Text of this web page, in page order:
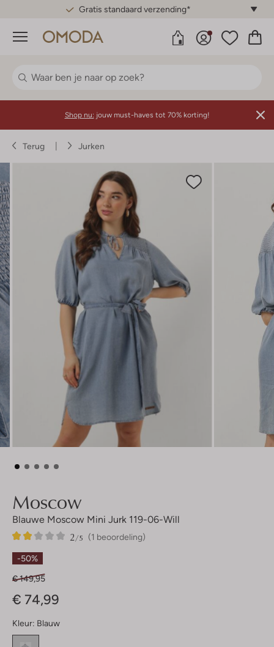
Gratis standaard verzending*
Menu
Shop nu: jouw must-haves tot 70% korting!
Terug Jurken
Moscow
Blauwe Moscow Mini Jurk 119-06-Will
(1 beoordeling)
2/5
1
2
Sterren
-50%
€ 149,95
€ 74,99
Kleur: Blauw